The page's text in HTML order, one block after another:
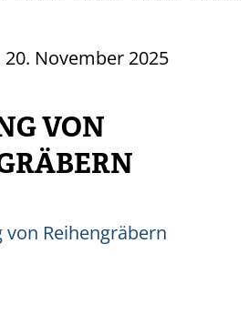
20. November 2025
VON
von Reihengräbern